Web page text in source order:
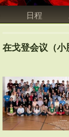
日程
在戈登会议（小